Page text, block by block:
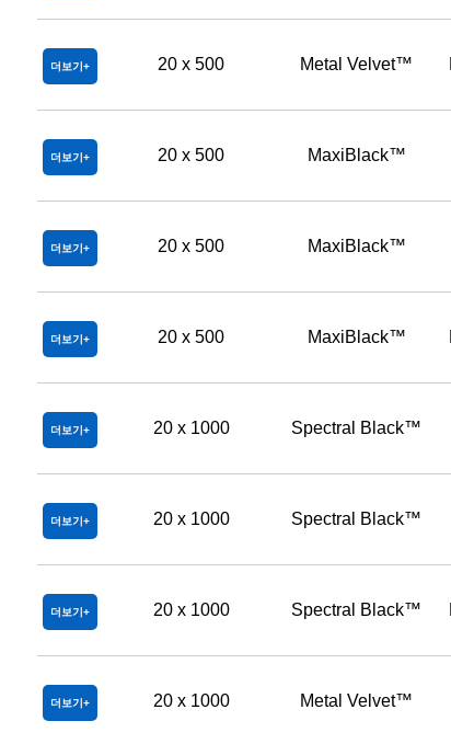
더보기 20 x 500 Metal Velvet™
더보기 20 x 500 MaxiBlack™
더보기 20 x 500 MaxiBlack™
더보기 20 x 500 MaxiBlack™
더보기 20 x 1000 Spectral Black™
더보기 20 x 1000 Spectral Black™
더보기 20 x 1000 Spectral Black™
더보기 20 x 1000 Metal Velvet™